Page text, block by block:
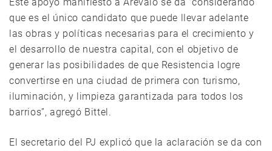
que es el único candidato que puede llevar adelante
las obras y políticas necesarias para el crecimiento y
el desarrollo de nuestra capital, con el objetivo de
generar las posibilidades de que Resistencia logre
convertirse en una ciudad de primera con turismo,
iluminación, y limpieza garantizada para todos los
barrios”, agregó Bittel.
El secretario del PJ explicó que la aclaración se da con